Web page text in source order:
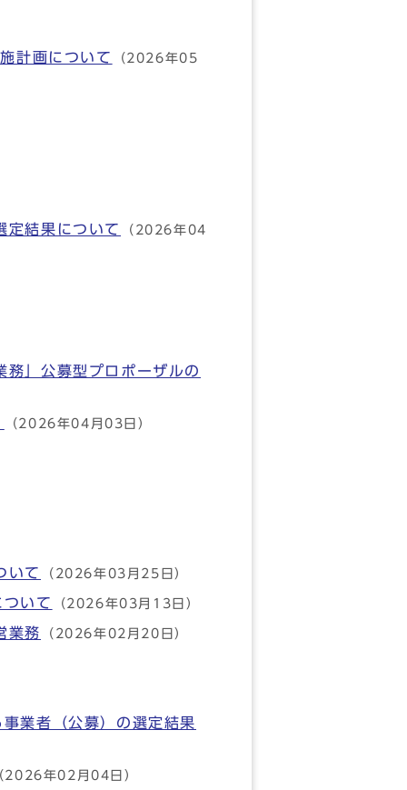
計画について （2026年05
定結果について （2026年04
務」公募型プロポーザルの
（2026年04月03日）
いて （2026年03月25日）
いて （2026年03月13日）
業務 （2026年02月20日）
業者（公募）の選定結果
2026年02月04日）